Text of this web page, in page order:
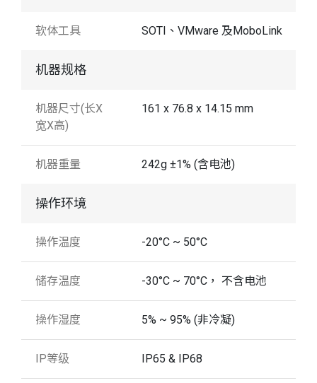
软体工具 SOTI、VMware 及MoboLink
机器规格
机器尺寸(长X
宽X高)
161 x 76.8 x 14.15 mm
机器重量 242g ±1% (含电池)
操作环境
操作温度 -20°C ~ 50°C
储存温度 -30°C ~ 70°C， 不含电池
操作湿度 5% ~ 95% (非冷凝)
IP等级 IP65 & IP68